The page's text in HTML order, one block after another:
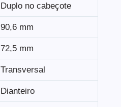
Duplo no cabeçote
90,6 mm
72,5 mm
Transversal
Dianteiro